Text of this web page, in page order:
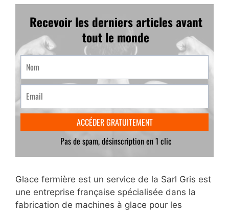
Glace fermière est un service de la Sarl Gris est
une entreprise française spécialisée dans la
fabrication de machines à glace pour les